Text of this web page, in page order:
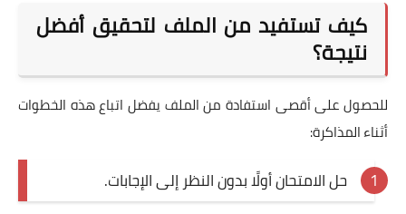
كيف تستفيد من الملف لتحقيق أفضل
نتيجة؟
للحصول على أقصى استفادة من الملف يفضل اتباع هذه الخطوات
أثناء المذاكرة:
حل الامتحان أولًا بدون النظر إلى الإجابات.